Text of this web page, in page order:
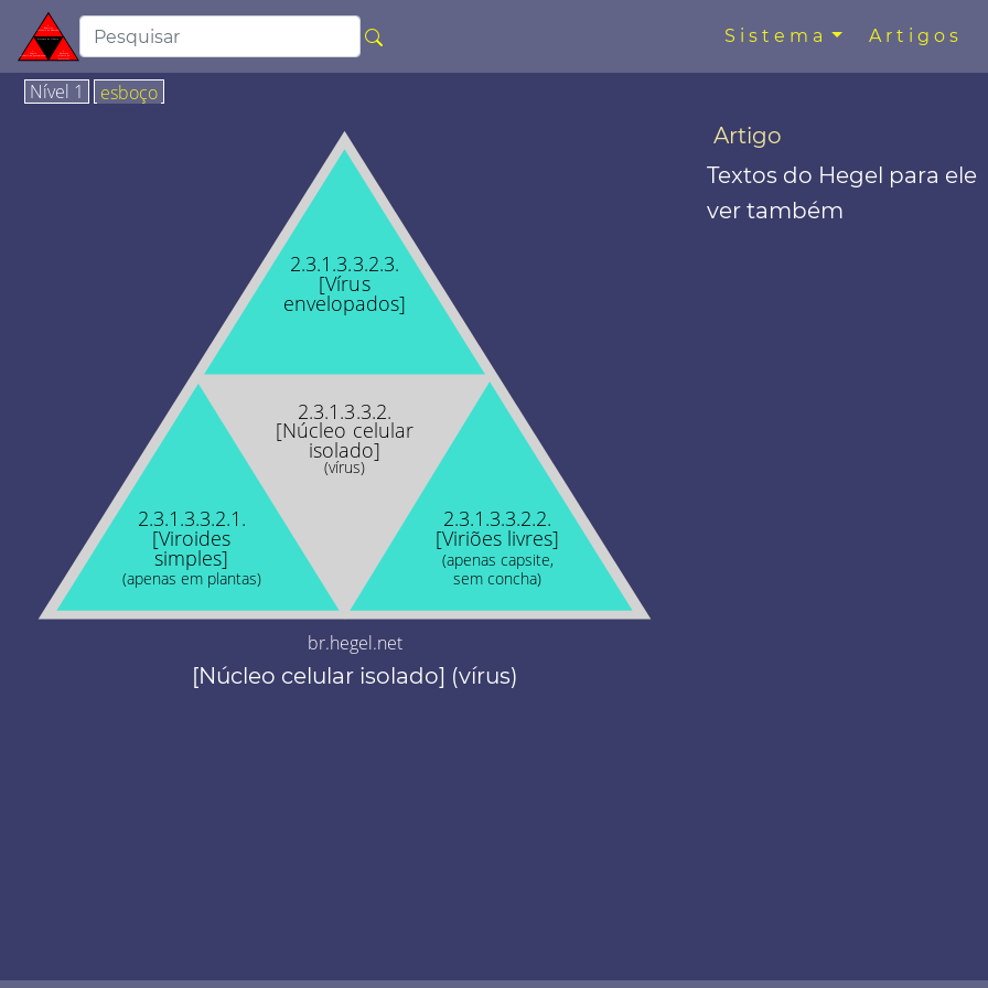
Sistema Artigos
Nível 1 esboço
2.3.1.3.3.2.
[Núcleo celular
isolado]
(vírus)
2.3.1.3.3.2.1.
[Viroides
simples]
(apenas em plantas)
2.3.1.3.3.2.2.
[Viriões livres]
(apenas capsite,
sem concha)
2.3.1.3.3.2.3.
[Vírus
envelopados]
br.hegel.net
[Núcleo celular isolado] (vírus)
Artigo
Textos do Hegel para ele
ver também